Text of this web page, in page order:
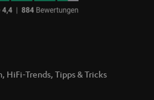
HiFi-Trends, Tipps & Tricks